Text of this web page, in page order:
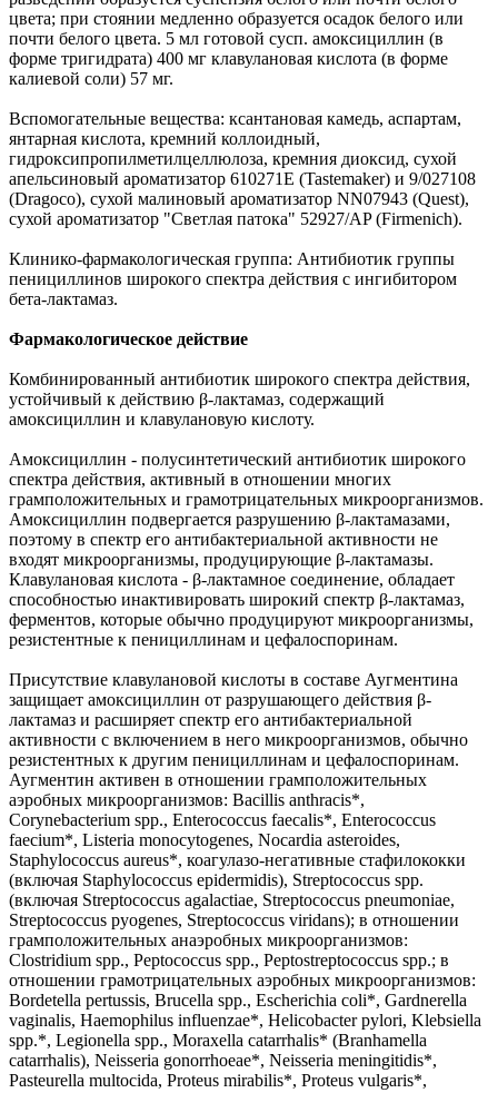
цвета; при стоянии медленно образуется осадок белого или
почти белого цвета. 5 мл готовой сусп. амоксициллин (в
форме тригидрата) 400 мг клавулановая кислота (в форме
калиевой соли) 57 мг.
Вспомогательные вещества: ксантановая камедь, аспартам,
янтарная кислота, кремний коллоидный,
гидроксипропилметилцеллюлоза, кремния диоксид, сухой
апельсиновый ароматизатор 610271Е (Tastemaker) и 9/027108
(Dragoco), сухой малиновый ароматизатор NN07943 (Quest),
сухой ароматизатор "Светлая патока" 52927/AP (Firmenich).
Клинико-фармакологическая группа: Антибиотик группы
пенициллинов широкого спектра действия с ингибитором
бета-лактамаз.
Фармакологическое действие
Комбинированный антибиотик широкого спектра действия,
устойчивый к действию β-лактамаз, содержащий
амоксициллин и клавулановую кислоту.
Амоксициллин - полусинтетический антибиотик широкого
спектра действия, активный в отношении многих
грамположительных и грамотрицательных микроорганизмов.
Амоксициллин подвергается разрушению β-лактамазами,
поэтому в спектр его антибактериальной активности не
входят микроорганизмы, продуцирующие β-лактамазы.
Клавулановая кислота - β-лактамное соединение, обладает
способностью инактивировать широкий спектр β-лактамаз,
ферментов, которые обычно продуцируют микроорганизмы,
резистентные к пенициллинам и цефалоспоринам.
Присутствие клавулановой кислоты в составе Аугментина
защищает амоксициллин от разрушающего действия β-
лактамаз и расширяет спектр его антибактериальной
активности с включением в него микроорганизмов, обычно
резистентных к другим пенициллинам и цефалоспоринам.
Аугментин активен в отношении грамположительных
аэробных микроорганизмов: Bacillis anthracis*,
Corynebacterium spp., Enterococcus faecalis*, Enterococcus
faecium*, Listeria monocytogenes, Nocardia asteroides,
Staphylococcus aureus*, коагулазо-негативные стафилококки
(включая Staphylococcus epidermidis), Streptococcus spp.
(включая Streptococcus agalactiae, Streptococcus pneumoniae,
Streptococcus pyogenes, Streptococcus viridans); в отношении
грамположительных анаэробных микроорганизмов:
Clostridium spp., Peptococcus spp., Peptostreptococcus spp.; в
отношении грамотрицательных аэробных микроорганизмов:
Bordetella pertussis, Brucella spp., Escherichia coli*, Gardnerella
vaginalis, Haemophilus influenzae*, Helicobacter pylori, Klebsiella
spp.*, Legionella spp., Moraxella catarrhalis* (Branhamella
catarrhalis), Neisseria gonorrhoeae*, Neisseria meningitidis*,
Pasteurella multocida, Proteus mirabilis*, Proteus vulgaris*,